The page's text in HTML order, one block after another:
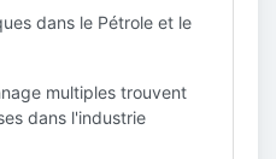
dans le Pétrole et le
multiples trouvent
dans l'industrie